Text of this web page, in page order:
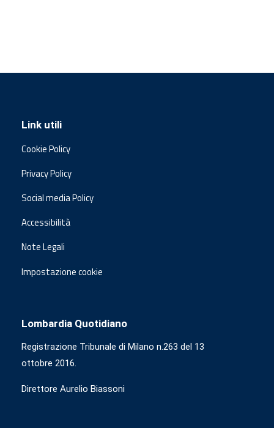
Link utili
Cookie Policy
Privacy Policy
Social media Policy
Accessibilità
Note Legali
Impostazione cookie
Lombardia Quotidiano
Registrazione Tribunale di Milano n.263 del 13
ottobre 2016.
Direttore Aurelio Biassoni